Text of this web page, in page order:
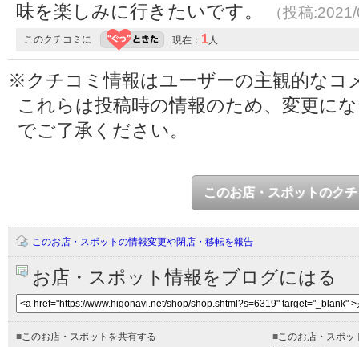
味を楽しみに行きたいです。
（投稿
このクチコミに 現在： 1人
※クチコミ情報はユーザーの主観的なコ
これらは投稿時の情報のため、変更に
でご了承ください。
このお店・スポットのク
このお店・スポットの情報変更や閉店・移転を報告
お店・スポット情報をブログにはる
■このお店・スポットを共有する ■このお店・スポッ